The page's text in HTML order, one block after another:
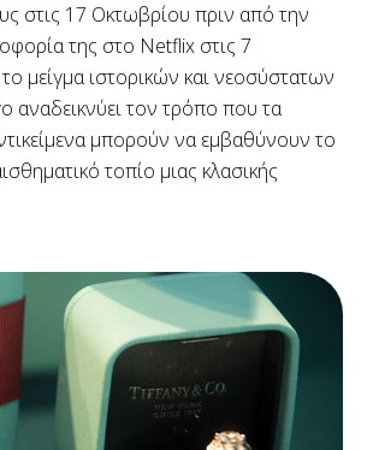
στις 17 Οκτωβρίου πριν από την
της στο Netflix στις 7
μείγμα ιστορικών και νεοσύστατων
αναδεικνύει τον τρόπο που τα
μπορούν να εμβαθύνουν το
τοπίο μιας κλασικής